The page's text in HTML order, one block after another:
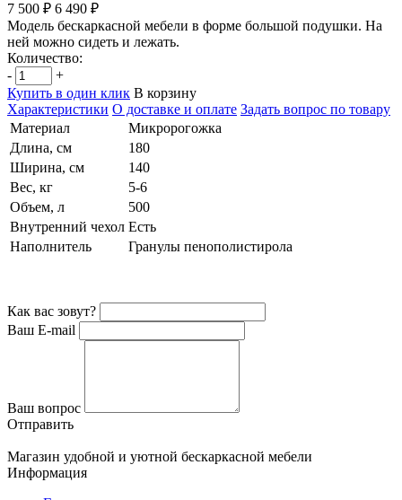
7 500 ₽ 6 490 ₽
Модель бескаркасной мебели в форме большой подушки. На
ней можно сидеть и лежать.
Количество:
-
+
Купить в один клик В корзину
Характеристики О доставке и оплате Задать вопрос по товару
Материал
Микророгожка
Длина, см
180
Ширина, см
140
Вес, кг
5-6
Объем, л
500
Внутренний чехол Есть
Наполнитель
Гранулы пенополистирола
Как вас зовут?
Ваш E-mail
Ваш вопрос
Отправить
Магазин удобной и уютной бескаркасной мебели
Информация